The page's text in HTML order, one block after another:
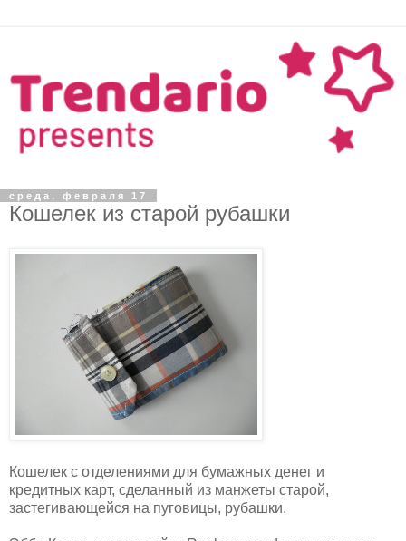
среда, февраля 17
Кошелек из старой рубашки
Кошелек с отделениями для бумажных денег и
кредитных карт, сделанный из манжеты старой,
застегивающейся на пуговицы, рубашки.